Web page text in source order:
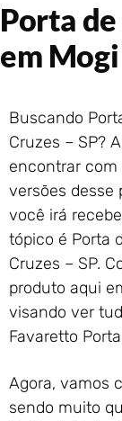
Porta
em Mogi
Buscando
Cruzes – SP?
encontrar com
versões desse
você irá
tópico é Porta
Cruzes – SP.
produto aqui
visando ver
Favaretto
Agora, vamos
sendo muito